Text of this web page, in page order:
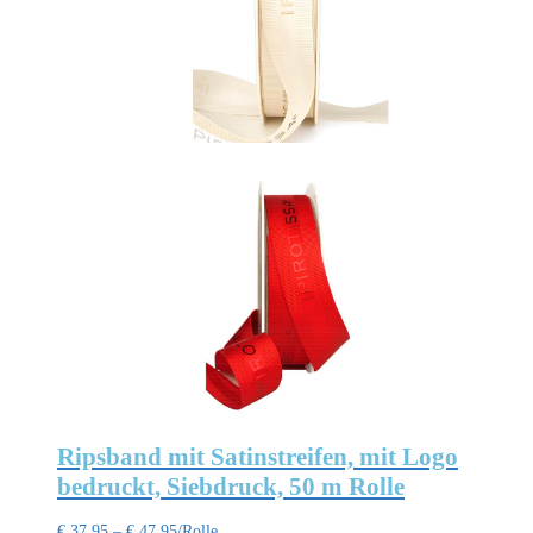
Produktseite
werden
Ripsband mit Satinstreifen, mit Logo
bedruckt, Siebdruck, 50 m Rolle